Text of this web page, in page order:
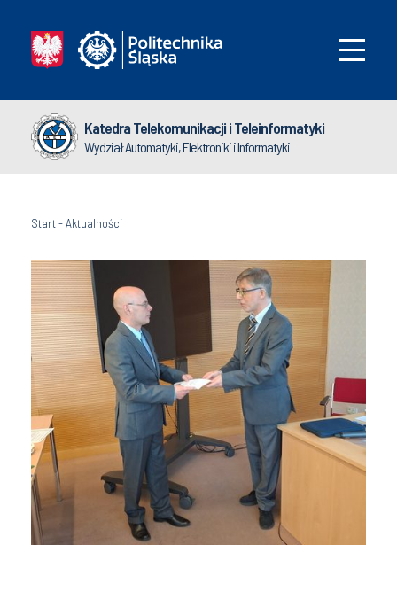
Katedra Telekomunikacji i Teleinformatyki
Wydział Automatyki, Elektroniki i Informatyki
Start-Aktualności